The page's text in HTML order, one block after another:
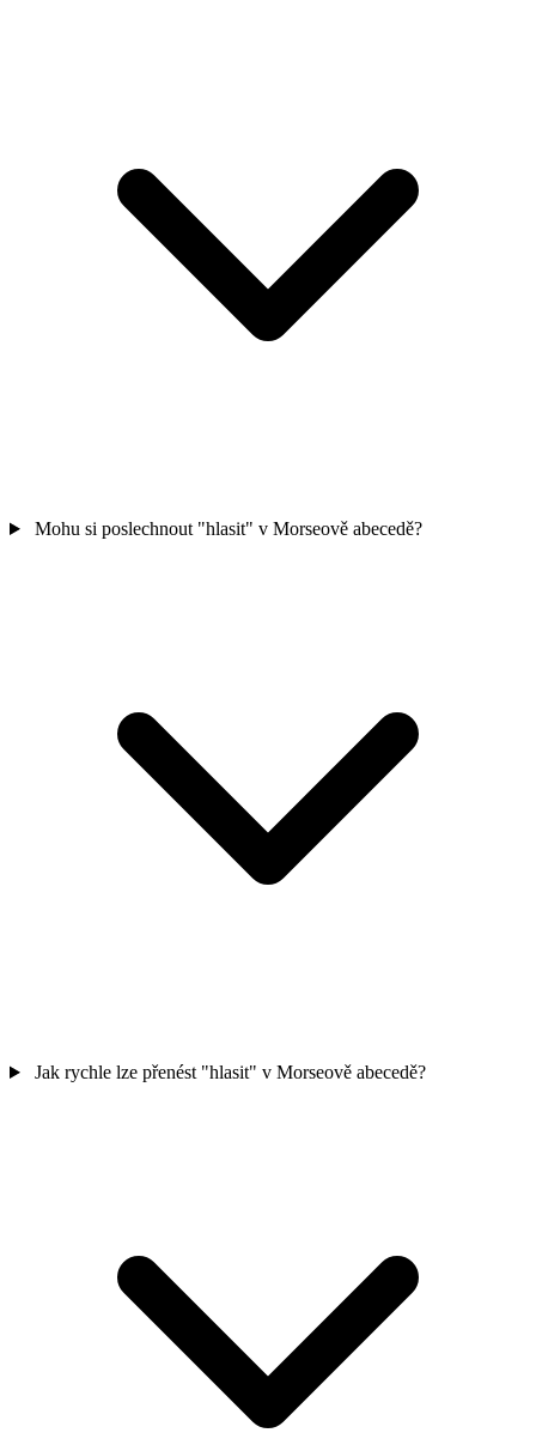
Mohu si poslechnout "hlasit" v Morseově abecedě?
Jak rychle lze přenést "hlasit" v Morseově abecedě?